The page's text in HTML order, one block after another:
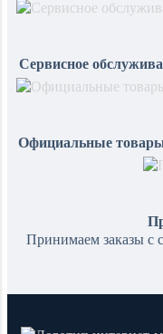
Сервисное
Официальные
Принимаем заказы с